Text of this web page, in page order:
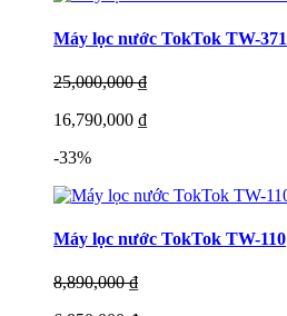
Máy lọc nước TokTok TW-371
25,000,000 ₫
16,790,000 ₫
-33%
Máy lọc nước TokTok TW-110
8,890,000 ₫